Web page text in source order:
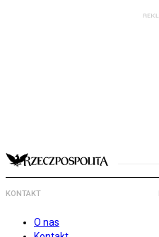
KONTAKT
O nas